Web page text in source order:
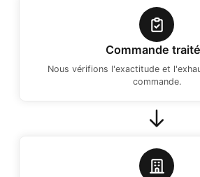
Commande
Nous vérifions l'exactitude et
commande.